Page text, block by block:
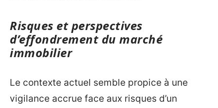
Risques et perspectives
d’effondrement du marché
immobilier
Le contexte actuel semble propice à une
vigilance accrue face aux risques d’un